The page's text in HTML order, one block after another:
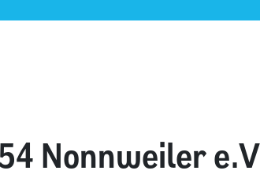
Nonnweiler